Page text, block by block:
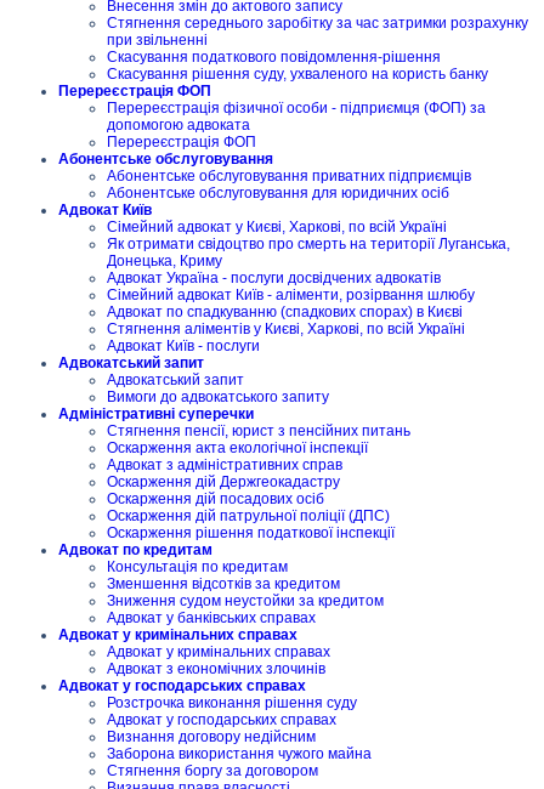
Внесення змін до актового запису
Стягнення середнього заробітку за час затримки розрахунку
при звільненні
Скасування податкового повідомлення-рішення
Скасування рішення суду, ухваленого на користь банку
Перереєстрація ФОП
Перереєстрація фізичної особи - підприємця (ФОП) за
допомогою адвоката
Перереєстрація ФОП
Абонентське обслуговування
Абонентське обслуговування приватних підприємців
Абонентське обслуговування для юридичних осіб
Адвокат Київ
Сімейний адвокат у Києві, Харкові, по всій Україні
Як отримати свідоцтво про смерть на території Луганська,
Донецька, Криму
Адвокат Україна - послуги досвідчених адвокатів
Сімейний адвокат Київ - аліменти, розірвання шлюбу
Адвокат по спадкуванню (спадкових спорах) в Києві
Стягнення аліментів у Києві, Харкові, по всій Україні
Адвокат Київ - послуги
Адвокатський запит
Адвокатський запит
Вимоги до адвокатського запиту
Адміністративні суперечки
Стягнення пенсії, юрист з пенсійних питань
Оскарження акта екологічної інспекції
Адвокат з адміністративних справ
Оскарження дій Держгеокадастру
Оскарження дій посадових осіб
Оскарження дій патрульної поліції (ДПС)
Оскарження рішення податкової інспекції
Адвокат по кредитам
Консультація по кредитам
Зменшення відсотків за кредитом
Зниження судом неустойки за кредитом
Адвокат у банківських справах
Адвокат у кримінальних справах
Адвокат у кримінальних справах
Адвокат з економічних злочинів
Адвокат у господарських справах
Розстрочка виконання рішення суду
Адвокат у господарських справах
Визнання договору недійсним
Заборона використання чужого майна
Стягнення боргу за договором